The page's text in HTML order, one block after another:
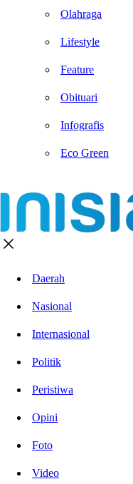
Olahraga
Lifestyle
Feature
Obituari
Infografis
Eco Green
Daerah
Nasional
Internasional
Politik
Peristiwa
Opini
Foto
Video